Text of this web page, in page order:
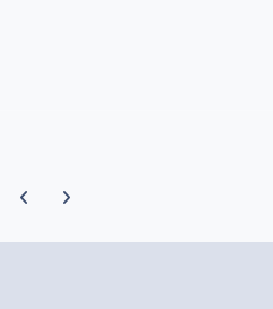
Previous carousel slide
Next carousel slide